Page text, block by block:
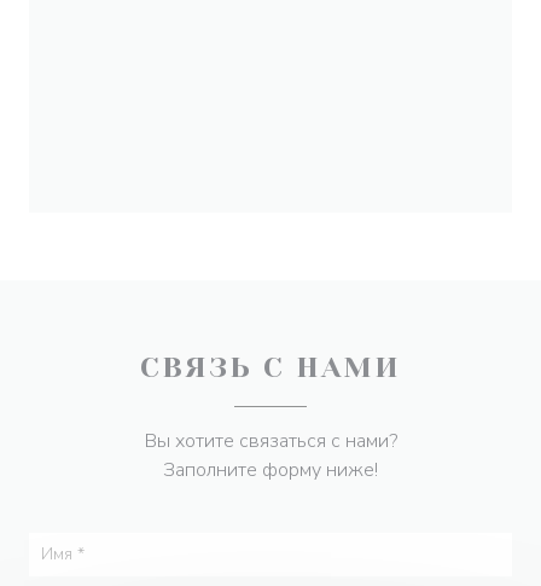
СВЯЗЬ С НАМИ
Вы хотите связаться с нами?
Заполните форму ниже!